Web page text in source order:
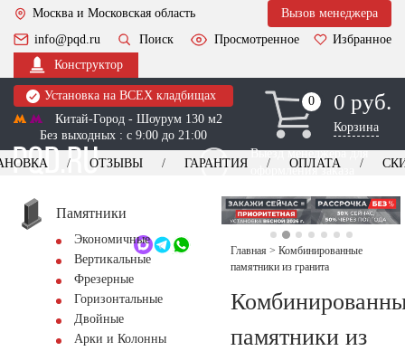
Москва и Московская область
Вызов менеджера
info@pqd.ru
Поиск Просмотренное
Избранное
Конструктор
Установка на ВСЕХ кладбищах
Китай-Город - Шоурум 130 м2
Без выходных : с 9:00 до 21:00
0
0 0 руб.
Корзина
Выезд менеджера для
оформления заказа
+7 (495) 518-44-23
Обратный звонок
ОТЗЫВЫ ГАРАНТИЯ ОПЛАТА
Памятники
Экономичные
Вертикальные
Фрезерные
Горизонтальные
Двойные
Арки и Колонны
Главная > Комбинированные
памятники из гранита
памятники из